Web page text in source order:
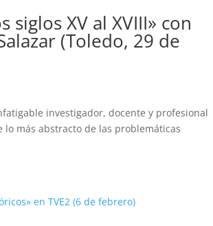
XV al XVIII» con
(Toledo, 29 de
investigador, docente y profesional
más abstracto de las problemáticas